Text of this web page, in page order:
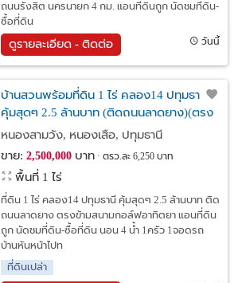
ถนนรังสิต นครนายก 4 กม. แอนที่ดินถูก นัดชมที่ดิน-
ซื้อที่ดิน
ดูรายละเอียด - ติดต่อ วันนี้
บ้านสวนพร้อมที่ดิน 1 ไร่ คลอง14 ปทุมธานี
คุ้มสุดๆ 2.5 ล้านบาท (ติดถนนลาดยาง)(ตรง
ข้ามสนามกอล์ฟอาทิตยา)
หนองสามวัง, หนองเสือ, ปทุมธานี
ขาย: 2,500,000บาท ตรว.ละ 6,250 บาท
พื้นที่ 1 ไร่
ที่ดิน 1 ไร่ คลอง14 ปทุมธานี คุ้มสุดๆ 2.5 ล้านบาท ติด
ถนนลาดยาง ตรงข้ามสนามกอล์ฟอาทิตยา แอนที่ดิน
ถูก นัดชมที่ดิน-ซื้อที่ดิน นอน 4 น้ำ 1ครัว 1จอดรถ
บ้านหันหน้าไปท
ที่ดินเปล่า